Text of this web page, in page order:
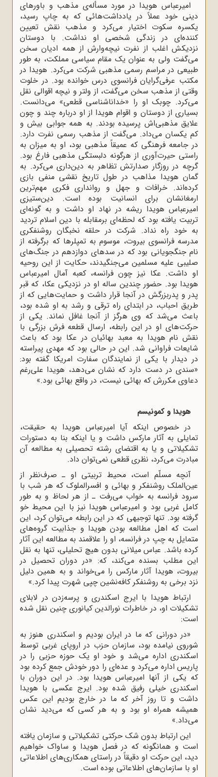
امیرعباس هویدا در مورد مسأله‌ى مذهب و باورهاى
دینى خود عملاً در یادداشت‌هائى که به چاپ رسید،
یکسره سکوت اختیار مى‌کرد و مذهب نقش تعیین
کننده‌اى در زندگى شخصى او نداشت. با دوستان
نزدیکش اغلب از نفرت نیچه‌وارش از همه ادیان سخن
مى‌گفت ولى به عنوان یک مقام سیاسى مملکت، به طور
طبیعى در مراسم رسمى مذهبى شرکت مى‌کرد. هویدا در
مکتب عرفى‌گرایان فرانسوى درس خوانده بود. در خلوت
وقتى از مذهب سخن مى‌گفت، از ولتر و نیچه اقوالى نقل
مى‌کرد. چوبک او را «خداناشناسى قطعى» مى‌دانست.
بسیارى از دوستان و اقوام هویدا از او درباره چند و چون
علایق مذهبى‌اش پرسیده بودند. به همه جوابى بیش و
کم یکسان مى‌داد. مى‌گفت از مذهب رسمى نفرت دارد.
در جامعه فرهنگى که عمیقاً مذهبى بود، او به میزان به
راستى حیرت‌آورى از هرگونه دلبستگى مذهبى فارغ بود.
گرچه در روزگار صدارتش تظاهر به دین‌دارى مى‌کرد. به
گمان هویدا مذاهب در طول تاریخ نقشى منفى بازى
کرده‌اند. خرافات و جهل و رواندارى فکرى مهم‌ترین
ارمغانشان براى انسانیت بوده است. دین‌ستیزى
امیرعباس هویدا ریشه در نهاد او داشت و به گونه‌اى
تربیت یافته بود که لحظه‌اى برمقابله با دین اسلام تردید
به خود راه نداد. شرکت در حلقه نخبگان روشنفکرى
مدرسه فرانسوى بیروت، موسوم به تمپلرها که برگرفته از
نام جنگجویانى بود که در سدهاى دوازدهم در جنگ‌هاى
صلیبى علیه مسلمین مى‌جنگیدند، حکایت از این روحیه
او داشت. عکا نیز چون فرانسه، کعبه آمال امیرعباس
هویدا بود. حضور چندین ساله او در نزدیکى عکا، که قبر
پدر و پدربزرگش در آنجا قرار داشت و حمایت‌هایى که از
طریق احباب، در ابتداى راه ترقى و رشد به او شده بود،
باعث مى‌شد که وى هرگز از آنجا غافل نماند. یکى از
حرکت‌هاى او در این رابطه، ارسال قطعه فرش بزرگى با
نقش نام هویدا به معبد بهائیان در عکا بود که باعث
شایعات فراوانى شد. این در حالى بود که مهدى پیراسته
در دیدار با یکى از نمایندگان سفارت امریکا گفته بود:
«سندى در دست دارد که نشان مى‌دهد، هویدا على‌رغم
دعاوى مکررش که بهائى نیست، در واقع بهائى بود.»
هویدا و کمونیسم
در خصوص اینکه آیا امیرعباس هویدا به حقیقت،
تمایلى به آثار مارکس داشت و یا اینکه بنا به دستورات
تشکیلاتى و یا به اقتضاى رشته تحصیلى به مطالعه آن
مبادرت مى‌کرد، نظرى قطعى نمى‌توان داد.
آنچه مسلّم است، محیط تربیتى او ـ صرف‌نظر از
عین‌الملک روشنفکر و بهائى و افسرالملوک که هر شب با
سرود فرانسه به خواب مى‌رفت ـ از هر لحاظ و به طور
کامل غربى بود و امیرعباس هویدا نیز با این محیط خو
گرفته بود. تنها توجیهى که در این رابطه مى‌توان کرد، این
است که اهل مطالعه بودن هویدا و جذابیت گروه‌هاى
متمایل به چپ در فرانسه، او را علاقمند به مطالعه این آثار
کرده باشد. عباس میلانى بدون هیچ تحلیلى، تنها به نقل
این مطلب بسنده مى‌کند، که: «در دوران تحصیل در
بیروت، هویدا آثار مارکس را مى‌خواند و به همین دلیل
نزد برخى به روشنفکر کافه‌نشین چپى شهرت پیدا کرد.»
ارتباط هویدا با ایرج اسکندرى و پرسه‌زدن در لابلاى
تشکیلات او، در خاطرات نورالدین کیانورى چنین نقل شده
است:
«در دورانى که ما در ایران بودیم و اسکندرى هنوز به
شوروى نیامده بود، سازمان حزب در اروپاى غربى توسط
اسکندرى اداره مى‌شد و خود او یک حوزه حزبى را در
پاریس اداره مى‌کرد و عده‌اى را دور خودش جمع کرده بود
که یکى از آنها امیرعباس هویدا بود. در این دوران با
اسکندرى خیلى رفیق شده بود. ایرج عکسى با هویدا
داشت و تا روز آخر که ما در خارج بودیم این عکس
همیشه همراه او بود و به هر کسى که مى‌دید نشان
مى‌داد.»
این ارتباط بدون شک حرکتى تشکیلاتى و سازمان یافته
است و همانگونه که در فصل هویدا و ساواک خواهیم
دید، این حرکت او دقیقاً در راستاى همکارى‌هاى اطلاعاتى
او با سازمان‌هاى اطلاعاتى بوده است.